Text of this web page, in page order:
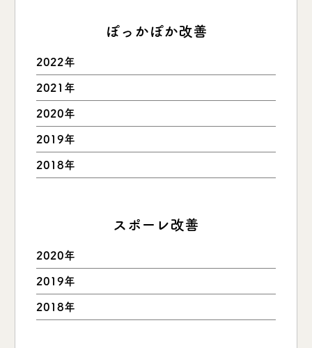
ぽっかぽか改善
2022年
2021年
2020年
2019年
2018年
スポーレ改善
2020年
2019年
2018年